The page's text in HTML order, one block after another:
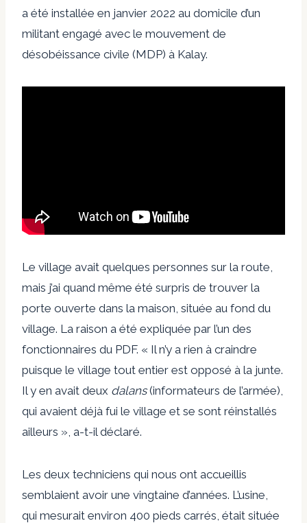
a été installée en janvier 2022 au domicile d’un
militant engagé avec le mouvement de
désobéissance civile (MDP) à Kalay.
Le village avait quelques personnes sur la route,
mais j’ai quand même été surpris de trouver la
porte ouverte dans la maison, située au fond du
village. La raison a été expliquée par l’un des
fonctionnaires du PDF. « Il n’y a rien à craindre
puisque le village tout entier est opposé à la junte.
Il y en avait deux dalans(informateurs de l’armée),
qui avaient déjà fui le village et se sont réinstallés
ailleurs », a-t-il déclaré.
Les deux techniciens qui nous ont accueillis
semblaient avoir une vingtaine d’années. L’usine,
qui mesurait environ 400 pieds carrés, était située